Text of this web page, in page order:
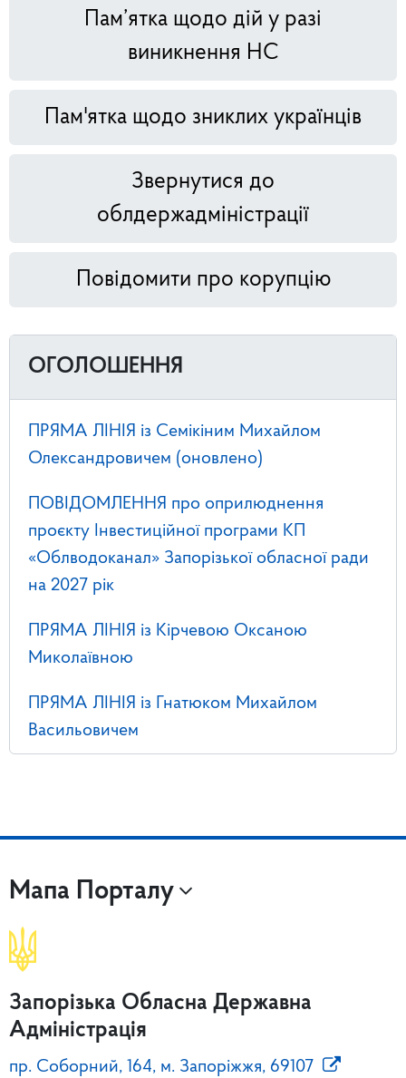
Пам’ятка щодо дій у разі
виникнення НС
Пам'ятка щодо зниклих українців
Звернутися до
облдержадміністрації
Повідомити про корупцію
ОГОЛОШЕННЯ
ПРЯМА ЛІНІЯ із Семікіним Михайлом
Олександровичем (оновлено)
ПОВІДОМЛЕННЯ про оприлюднення
проєкту Інвестиційної програми КП
«Облводоканал» Запорізької обласної ради
на 2027 рік
ПРЯМА ЛІНІЯ із Кірчевою Оксаною
Миколаївною
ПРЯМА ЛІНІЯ із Гнатюком Михайлом
Васильовичем
Мапа Порталу
Запорізька Обласна Державна
Адміністрація
пр. Соборний, 164, м. Запоріжжя, 69107